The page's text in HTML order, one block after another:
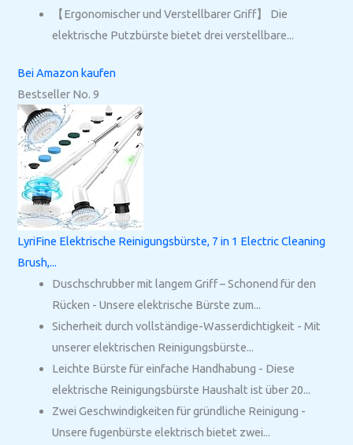
【Ergonomischer und Verstellbarer Griff】 Die
elektrische Putzbürste bietet drei verstellbare...
Bei Amazon kaufen
Bestseller No. 9
LyriFine Elektrische Reinigungsbürste, 7 in 1 Electric Cleaning
Brush,...
Duschschrubber mit langem Griff – Schonend für den
Rücken - Unsere elektrische Bürste zum...
Sicherheit durch vollständige-Wasserdichtigkeit - Mit
unserer elektrischen Reinigungsbürste...
Leichte Bürste für einfache Handhabung - Diese
elektrische Reinigungsbürste Haushalt ist über 20...
Zwei Geschwindigkeiten für gründliche Reinigung -
Unsere fugenbürste elektrisch bietet zwei...